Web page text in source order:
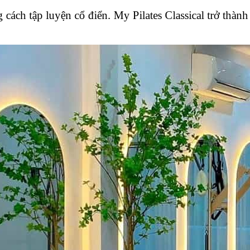
tập luyện cổ điển. My Pilates Classical trở